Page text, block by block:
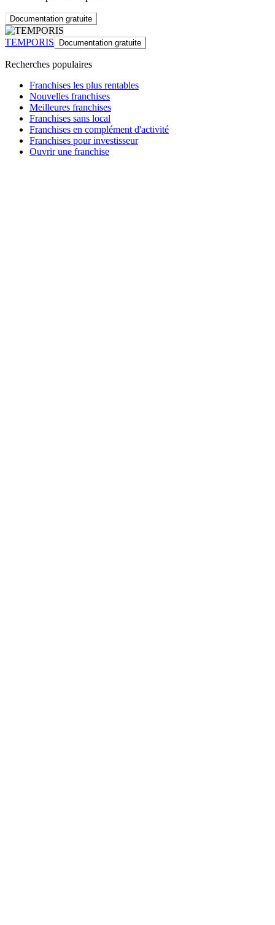
Documentation gratuite
TEMPORIS Documentation gratuite
Recherches populaires
Franchises les plus rentables
Nouvelles franchises
Meilleures franchises
Franchises sans local
Franchises en complément d'activité
Franchises pour investisseur
Ouvrir une franchise